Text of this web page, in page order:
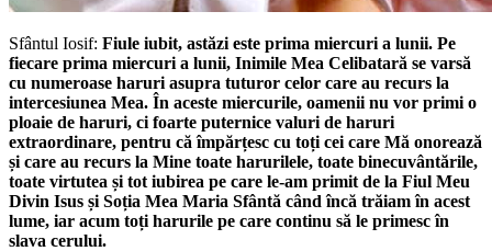
Sfântul Iosif: Fiule iubit, astăzi este prima miercuri a lunii. Pe
fiecare prima miercuri a lunii, Inimile Mea Celibatară se varsă
cu numeroase haruri asupra tuturor celor care au recurs la
intercesiunea Mea. În aceste miercurile, oamenii nu vor primi o
ploaie de haruri, ci foarte puternice valuri de haruri
extraordinare, pentru că împărțesc cu toți cei care Mă onorează
și care au recurs la Mine toate harurilele, toate binecuvântările,
toate virtutea și tot iubirea pe care le-am primit de la Fiul Meu
Divin Isus și Soția Mea Maria Sfântă când încă trăiam în acest
lume, iar acum toți harurile pe care continu să le primesc în
slava cerului.